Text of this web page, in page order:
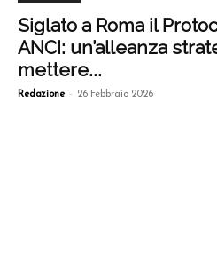
Siglato a Roma il
ANCI: un’alleanza
mettere...
Redazione - 26 Febbraio 2026